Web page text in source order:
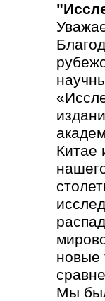
Китае
новые
Мы